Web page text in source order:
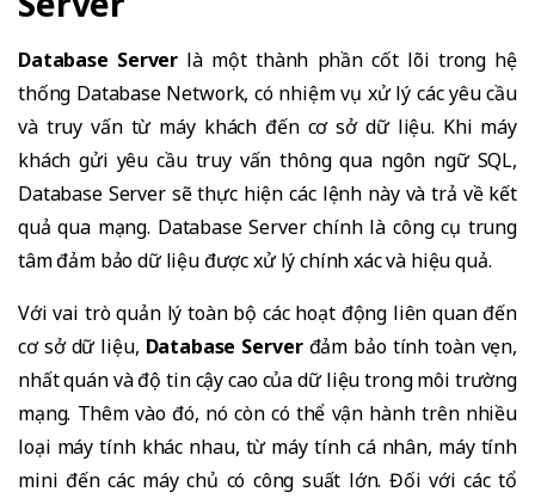
Database Server là một thành phần cốt lõi trong hệ
thống Database Network, có nhiệm vụ xử lý các yêu cầu
và truy vấn từ máy khách đến cơ sở dữ liệu. Khi máy
khách gửi yêu cầu truy vấn thông qua ngôn ngữ SQL,
Database Server sẽ thực hiện các lệnh này và trả về kết
quả qua mạng. Database Server chính là công cụ trung
tâm đảm bảo dữ liệu được xử lý chính xác và hiệu quả.
Với vai trò quản lý toàn bộ các hoạt động liên quan đến
cơ sở dữ liệu, Database Serverđảm bảo tính toàn vẹn,
nhất quán và độ tin cậy cao của dữ liệu trong môi trường
mạng. Thêm vào đó, nó còn có thể vận hành trên nhiều
loại máy tính khác nhau, từ máy tính cá nhân, máy tính
mini đến các máy chủ có công suất lớn. Đối với các tổ